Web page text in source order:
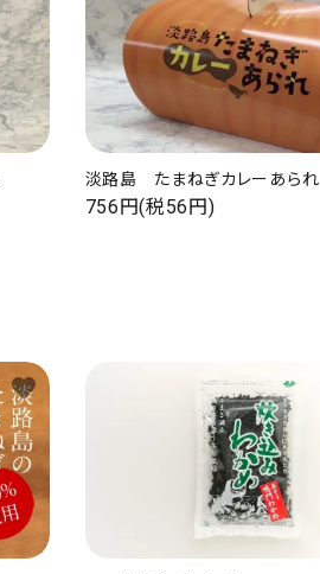
淡路島 たまねぎカレーあられ
756円(税56円)
favorite